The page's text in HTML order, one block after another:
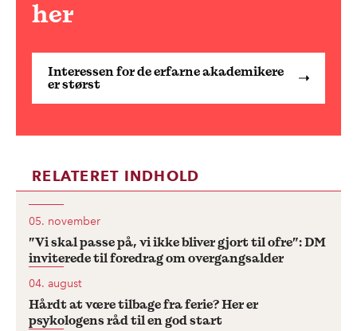
her
Interessen for de erfarne akademikere
er størst
RELATERET INDHOLD
05. november
”Vi skal passe på, vi ikke bliver gjort til ofre”: DM
inviterede til foredrag om overgangsalder
04. august
Hårdt at være tilbage fra ferie? Her er
psykologens råd til en god start